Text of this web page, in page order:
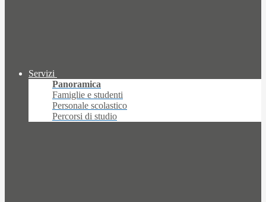
Servizi
Panoramica
Famiglie e studenti
Personale scolastico
Percorsi di studio